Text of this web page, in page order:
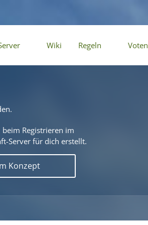
Wiki Regeln Voten
Registrieren im
Server für dich erstellt.
Konzept